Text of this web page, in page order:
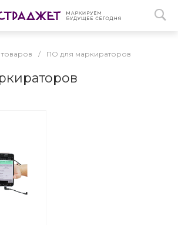
товаров / ПО для маркираторов